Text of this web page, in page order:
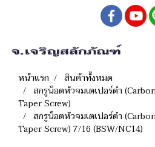
หน้าแรก
สินค้าทั้งหมด
สกรูน็อตหัวจมเตเปอร์ดำ
Taper Screw)
สกรูน็อตหัวจมเตเปอร์ดำ
Taper Screw) 7/16 (BSW/NC14)